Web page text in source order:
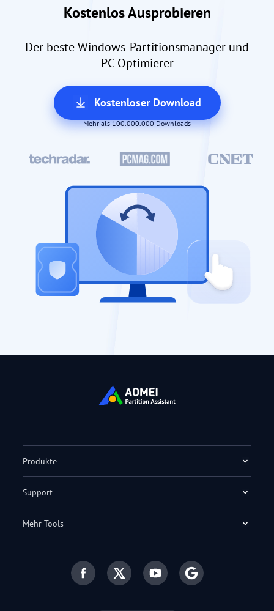
Kostenlos Ausprobieren
Der beste Windows-Partitionsmanager und
PC-Optimierer
Kostenloser Download
Mehr als 100.000.000 Downloads
Produkte
Support
Mehr Tools